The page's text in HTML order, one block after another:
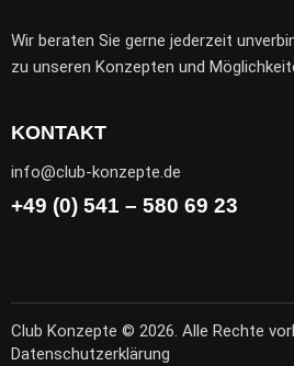
Wir beraten Sie gerne jederzeit
zu unseren Konzepten und
KONTAKT
info@club-konzepte.de
+49 (0) 541 – 580 69 23
Club Konzepte © 2026. Alle Rechte
Datenschutzerklärung